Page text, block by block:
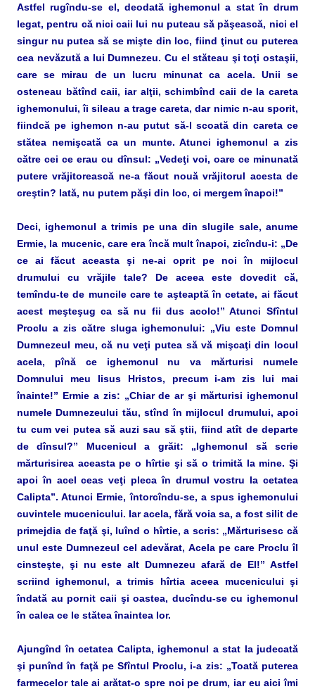
Astfel rugîndu-se el, deodată ighemonul a stat în drum
legat, pentru că nici caii lui nu puteau să păşească, nici el
singur nu putea să se mişte din loc, fiind ţinut cu puterea
cea nevăzută a lui Dumnezeu. Cu el stăteau şi toţi ostaşii,
care se mirau de un lucru minunat ca acela. Unii se
osteneau bătînd caii, iar alţii, schimbînd caii de la careta
ighemonului, îi sileau a trage careta, dar nimic n-au sporit,
fiindcă pe ighemon n-au putut să-l scoată din careta ce
stătea nemişcată ca un munte. Atunci ighemonul a zis
către cei ce erau cu dînsul: „Vedeţi voi, oare ce minunată
putere vrăjitorească ne-a făcut nouă vrăjitorul acesta de
creştin? Iată, nu putem păşi din loc, ci mergem înapoi!”
Deci, ighemonul a trimis pe una din slugile sale, anume
Ermie, la mucenic, care era încă mult înapoi, zicîndu-i: „De
ce ai făcut aceasta şi ne-ai oprit pe noi în mijlocul
drumului cu vrăjile tale? De aceea este dovedit că,
temîndu-te de muncile care te aşteaptă în cetate, ai făcut
acest meşteşug ca să nu fii dus acolo!” Atunci Sfîntul
Proclu a zis către sluga ighemonului: „Viu este Domnul
Dumnezeul meu, că nu veţi putea să vă mişcaţi din locul
acela, pînă ce ighemonul nu va mărturisi numele
Domnului meu Iisus Hristos, precum i-am zis lui mai
înainte!” Ermie a zis: „Chiar de ar şi mărturisi ighemonul
numele Dumnezeului tău, stînd în mijlocul drumului, apoi
tu cum vei putea să auzi sau să ştii, fiind atît de departe
de dînsul?” Mucenicul a grăit: „Ighemonul să scrie
mărturisirea aceasta pe o hîrtie şi să o trimită la mine. Şi
apoi în acel ceas veţi pleca în drumul vostru la cetatea
Calipta”. Atunci Ermie, întorcîndu-se, a spus ighemonului
cuvintele mucenicului. Iar acela, fără voia sa, a fost silit de
primejdia de faţă şi, luînd o hîrtie, a scris: „Mărturisesc că
unul este Dumnezeul cel adevărat, Acela pe care Proclu îl
cinsteşte, şi nu este alt Dumnezeu afară de El!” Astfel
scriind ighemonul, a trimis hîrtia aceea mucenicului şi
îndată au pornit caii şi oastea, ducîndu-se cu ighemonul
în calea ce le stătea înaintea lor.
Ajungînd în cetatea Calipta, ighemonul a stat la judecată
şi punînd în faţă pe Sfîntul Proclu, i-a zis: „Toată puterea
farmecelor tale ai arătat-o spre noi pe drum, iar eu aici îmi